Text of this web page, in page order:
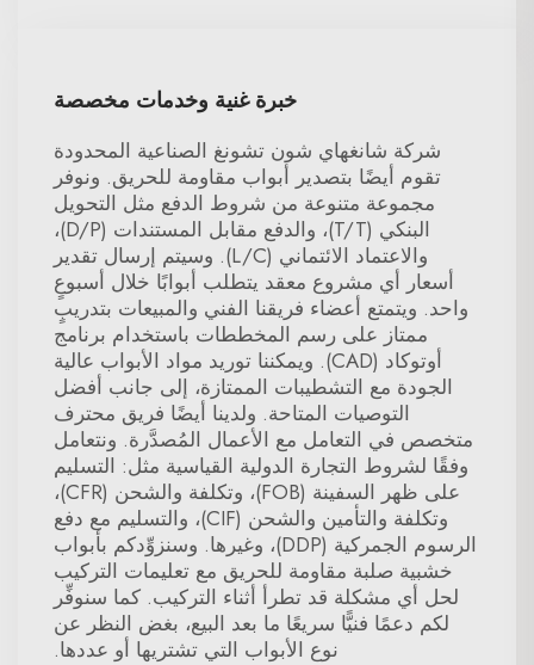
خبرة غنية وخدمات مخصصة
شركة شانغهاي شون تشونغ الصناعية المحدودة
تقوم أيضًا بتصدير أبواب مقاومة للحريق. ونوفر
مجموعة متنوعة من شروط الدفع مثل التحويل
البنكي (T/T)، والدفع مقابل المستندات (D/P)،
والاعتماد الائتماني (L/C). وسيتم إرسال تقدير
أسعار أي مشروع معقد يتطلب أبوابًا خلال أسبوعٍ
واحد. ويتمتع أعضاء فريقنا الفني والمبيعات بتدريبٍ
ممتاز على رسم المخططات باستخدام برنامج
أوتوكاد (CAD). ويمكننا توريد مواد الأبواب عالية
الجودة مع التشطيبات الممتازة، إلى جانب أفضل
التوصيات المتاحة. ولدينا أيضًا فريق محترف
متخصص في التعامل مع الأعمال المُصدَّرة. ونتعامل
وفقًا لشروط التجارة الدولية القياسية مثل: التسليم
على ظهر السفينة (FOB)، وتكلفة والشحن (CFR)،
وتكلفة والتأمين والشحن (CIF)، والتسليم مع دفع
الرسوم الجمركية (DDP)، وغيرها. وسنزوِّدكم بأبواب
خشبية صلبة مقاومة للحريق مع تعليمات التركيب
لحل أي مشكلة قد تطرأ أثناء التركيب. كما سنوفِّر
لكم دعمًا فنيًّا سريعًا ما بعد البيع، بغض النظر عن
نوع الأبواب التي تشتريها أو عددها.